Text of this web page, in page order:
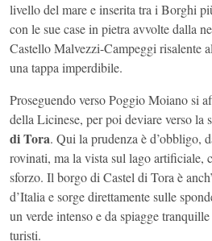
livello del mare e inserita tra i Borghi
con le sue case in pietra avvolte dalla
Castello Malvezzi-Campeggi risalente
una tappa imperdibile.
Proseguendo verso Poggio Moiano si
della Licinese, per poi deviare verso la
di Tora. Qui la prudenza è d’obbligo,
rovinati, ma la vista sul lago artificiale,
sforzo. Il borgo di Castel di Tora è
d’Italia e sorge direttamente sulle
un verde intenso e da spiagge
turisti.